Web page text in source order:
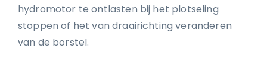
hydromotor te ontlasten bij het plotseling
stoppen of het van draairichting veranderen
van de borstel.